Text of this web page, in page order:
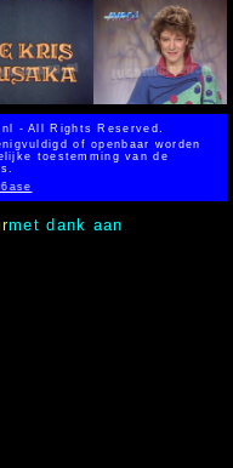
- All Rights Reserved.
of openbaar worden
toestemming van de
met dank aan